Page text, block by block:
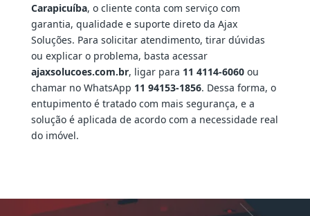
Carapicuíba, o cliente conta com serviço com
garantia, qualidade e suporte direto da Ajax
Soluções. Para solicitar atendimento, tirar dúvidas
ou explicar o problema, basta acessar
ajaxsolucoes.com.br, ligar para 11 4114-6060ou
chamar no WhatsApp 11 94153-1856. Dessa forma, o
entupimento é tratado com mais segurança, e a
solução é aplicada de acordo com a necessidade real
do imóvel.